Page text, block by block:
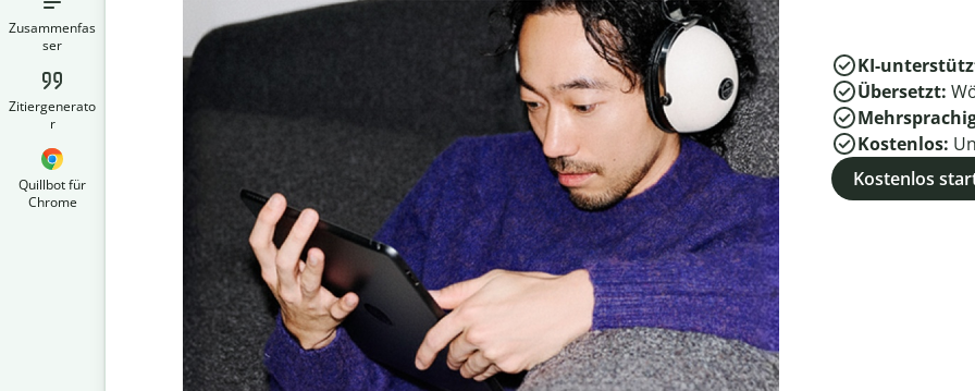
Zusammenfas
ser
Zitiergenerato
r
Quillbot für
Chrome
KI-
Übersetzt:
Kostenlos:
Kostenlos